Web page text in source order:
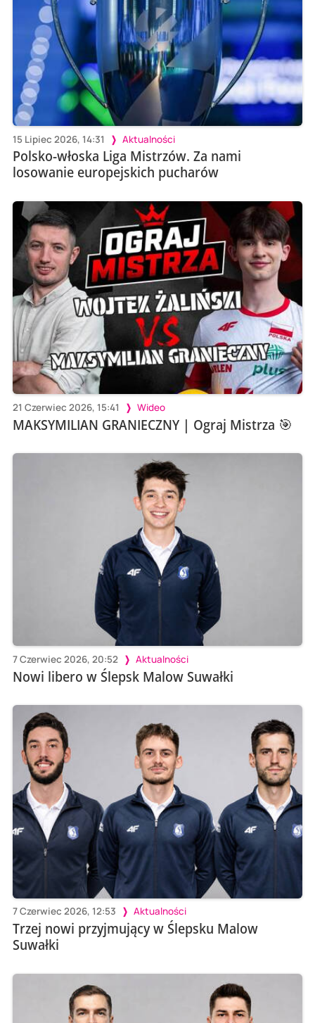
15 Lipiec 2026, 14:31 Aktualności
Polsko-włoska Liga Mistrzów. Za nami
losowanie europejskich pucharów
21 Czerwiec 2026, 15:41 Wideo
MAKSYMILIAN GRANIECZNY | Ograj Mistrza 🎯
7 Czerwiec 2026, 20:52 Aktualności
Nowi libero w Ślepsk Malow Suwałki
7 Czerwiec 2026, 12:53 Aktualności
Trzej nowi przyjmujący w Ślepsku Malow
Suwałki